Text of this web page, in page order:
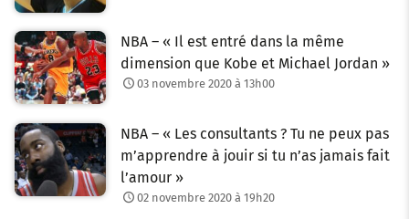
NBA – « Il est entré dans la même
dimension que Kobe et Michael Jordan »
03 novembre 2020 à 13h00
NBA – « Les consultants ? Tu ne peux pas
m’apprendre à jouir si tu n’as jamais fait
l’amour »
02 novembre 2020 à 19h20